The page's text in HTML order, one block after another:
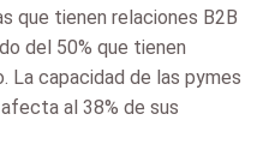
que tienen relaciones B2B
del 50% que tienen
La capacidad de las pymes
al 38% de sus